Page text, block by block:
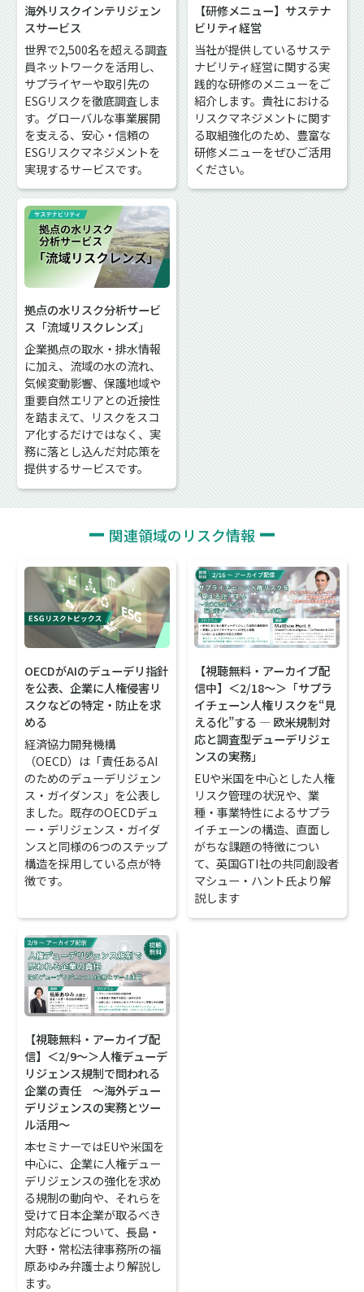
海外リスクインテリジェン
スサービス
世界で2,500名を超える調査
員ネットワークを活用し、
サプライヤーや取引先の
ESGリスクを徹底調査しま
す。グローバルな事業展開
を支える、安心・信頼の
ESGリスクマネジメントを
実現するサービスです。
【研修メニュー】サステナ
ビリティ経営
当社が提供しているサステ
ナビリティ経営に関する実
践的な研修のメニューをご
紹介します。貴社における
リスクマネジメントに関す
る取組強化のため、豊富な
研修メニューをぜひご活用
ください。
拠点の水リスク分析サービ
ス「流域リスクレンズ」
企業拠点の取水・排水情報
に加え、流域の水の流れ、
気候変動影響、保護地域や
重要自然エリアとの近接性
を踏まえて、リスクをスコ
ア化するだけではなく、実
務に落とし込んだ対応策を
提供するサービスです。
関連領域のリスク情報
OECDがAIのデューデリ指針
を公表、企業に人権侵害リ
スクなどの特定・防止を求
める
経済協力開発機構
（OECD）は「責任あるAI
のためのデューデリジェン
ス・ガイダンス」を公表し
ました。既存のOECDデュ
ー・デリジェンス・ガイダ
ンスと同様の6つのステップ
構造を採用している点が特
徴です。
【視聴無料・アーカイブ配
信中】＜2/18～＞「サプラ
イチェーン人権リスクを“見
える化”する ― 欧米規制対
応と調査型デューデリジェ
ンスの実務」
EUや米国を中心とした人権
リスク管理の状況や、業
種・事業特性によるサプラ
イチェーンの構造、直面し
がちな課題の特徴につい
て、英国GTI社の共同創設者
マシュー・ハント氏より解
説します
【視聴無料・アーカイブ配
信】＜2/9～＞人権デューデ
リジェンス規制で問われる
企業の責任 ～海外デュー
デリジェンスの実務とツー
ル活用～
本セミナーではEUや米国を
中心に、企業に人権デュー
デリジェンスの強化を求め
る規制の動向や、それらを
受けて日本企業が取るべき
対応などについて、長島・
大野・常松法律事務所の福
原あゆみ弁護士より解説し
ます。